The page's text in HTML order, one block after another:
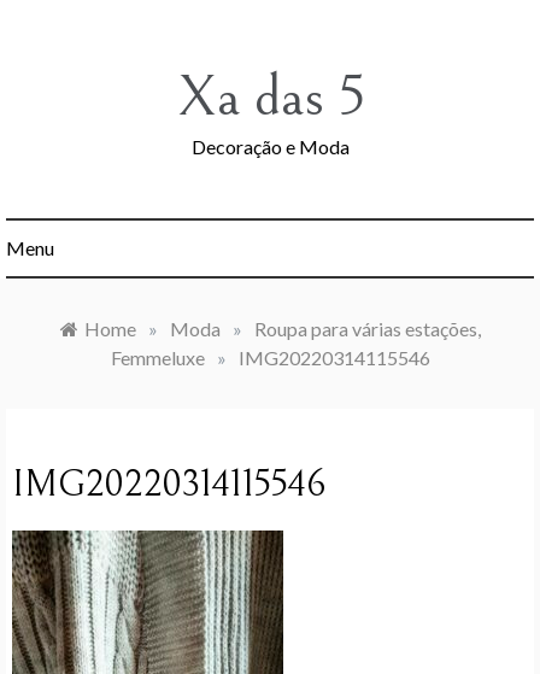
Xa das 5
Decoração e Moda
Menu
Home » Moda »
Roupa para várias estações,
Femmeluxe
» IMG20220314115546
IMG20220314115546